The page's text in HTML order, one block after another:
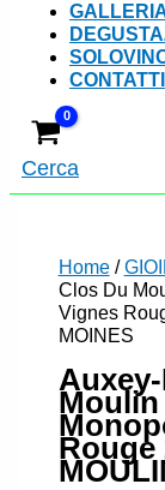
CONTATTI
Cerca
Home/
Clos Du
Vignes
MOINES
Moulin
Rouge